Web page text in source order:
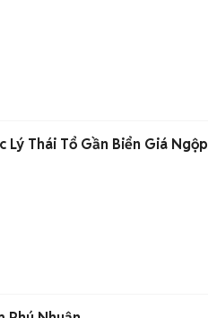
Thái Tổ Gần Biển Giá Ngộp